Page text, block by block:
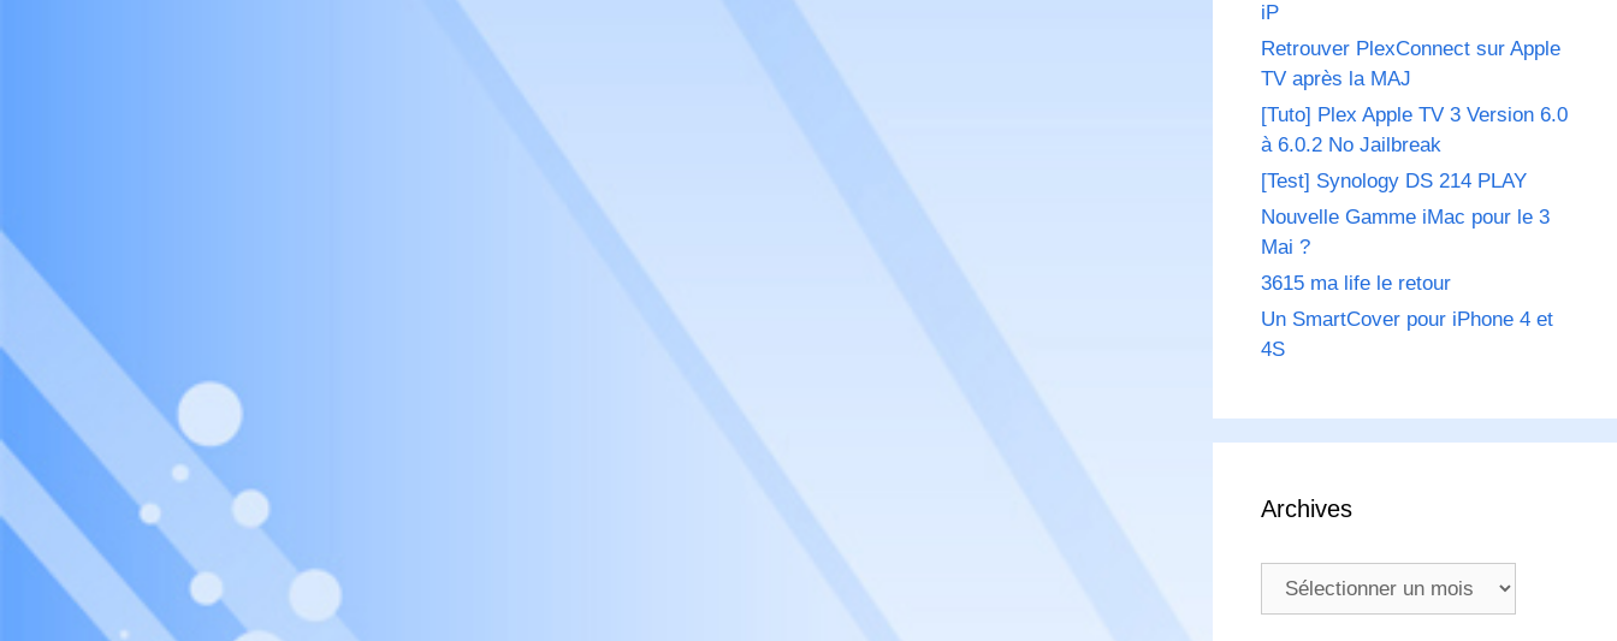
iP
Retrouver PlexConnect sur Apple
TV après la MAJ
[Tuto] Plex Apple TV 3 Version 6.0
à 6.0.2 No Jailbreak
[Test] Synology DS 214 PLAY
Nouvelle Gamme iMac pour le 3
Mai ?
3615 ma life le retour
Un SmartCover pour iPhone 4 et
4S
Archives
Archives